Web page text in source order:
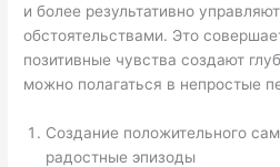
и более результативно
обстоятельствами. Это
позитивные чувства создают
можно полагаться в непростые
Создание положительного
радостные эпизоды